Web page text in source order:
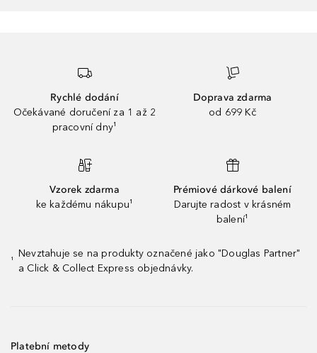
Rychlé dodání
Očekávané doručení za 1 až 2
pracovní dny¹
Doprava zdarma
od 699 Kč
Vzorek zdarma
ke každému nákupu¹
Prémiové dárkové balení
Darujte radost v krásném
balení¹
¹
Nevztahuje se na produkty označené jako "Douglas Partner"
a Click & Collect Express objednávky.
Platební metody